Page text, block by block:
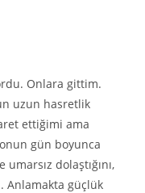
Onlara gittim.
uzun hasretlik
ettiğimi ama
gün boyunca
dolaştığını,
Anlamakta güçlük